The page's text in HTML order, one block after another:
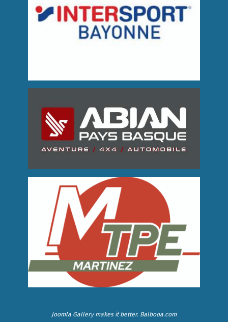
Joomla Gallerymakes it better. Balbooa.com